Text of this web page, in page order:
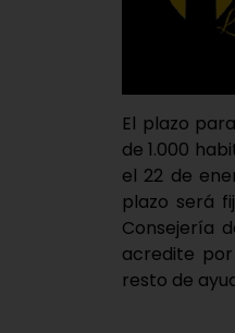
El plazo
de 1.000
el 22 de
plazo será
Consejería
acredite
resto de